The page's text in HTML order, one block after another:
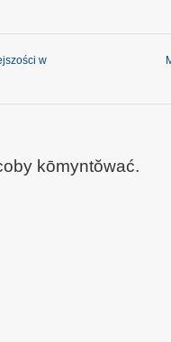
w
kōmyntŏwać.